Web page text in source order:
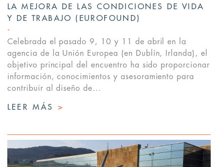
LA MEJORA DE LAS CONDICIONES DE VIDA
Y DE TRABAJO (EUROFOUND)
Celebrada el pasado 9, 10 y 11 de abril en la
agencia de la Unión Europea (en Dublín, Irlanda), el
objetivo principal del encuentro ha sido proporcionar
información, conocimientos y asesoramiento para
contribuir al diseño de...
LEER MÁS >